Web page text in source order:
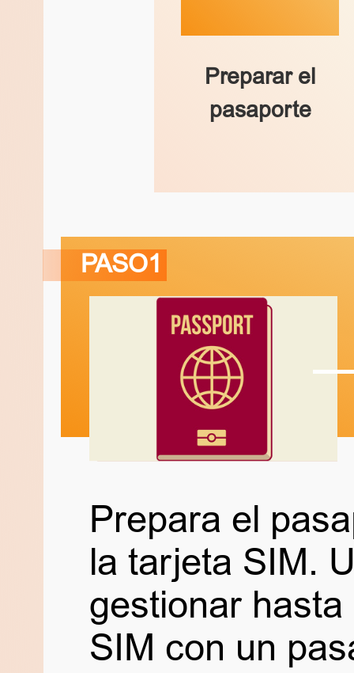
Preparar el
pasaporte
PASO1
Prepara el
la tarjeta SIM.
gestionar
SIM con un